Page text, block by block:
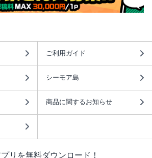
ご利用ガイド
シーモア島
商品に関するお知らせ
リを無料ダウンロード！